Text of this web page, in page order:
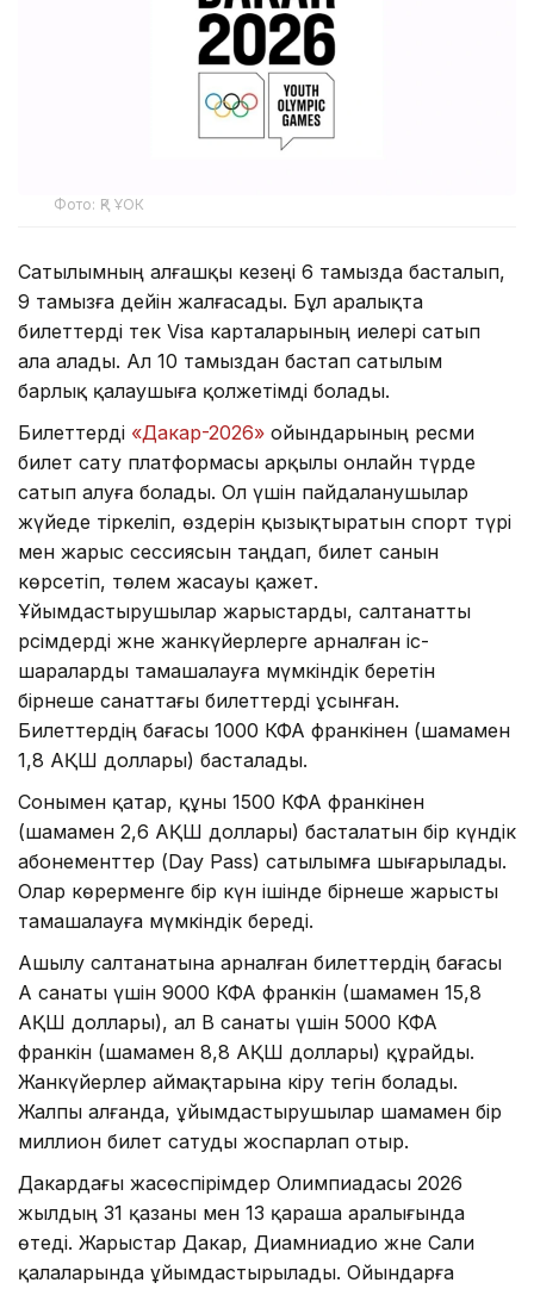
Фото: ҚР ҰОК
Сатылымның алғашқы кезеңі 6 тамызда басталып,
9 тамызға дейін жалғасады. Бұл аралықта
билеттерді тек Visa карталарының иелері сатып
ала алады. Ал 10 тамыздан бастап сатылым
барлық қалаушыға қолжетімді болады.
Билеттерді «Дакар-2026» ойындарының ресми
билет сату платформасы арқылы онлайн түрде
сатып алуға болады. Ол үшін пайдаланушылар
жүйеде тіркеліп, өздерін қызықтыратын спорт түрі
мен жарыс сессиясын таңдап, билет санын
көрсетіп, төлем жасауы қажет.
Ұйымдастырушылар жарыстарды, салтанатты
рәсімдерді және жанкүйерлерге арналған іс-
шараларды тамашалауға мүмкіндік беретін
бірнеше санаттағы билеттерді ұсынған.
Билеттердің бағасы 1000 КФА франкінен (шамамен
1,8 АҚШ доллары) басталады.
Сонымен қатар, құны 1500 КФА франкінен
(шамамен 2,6 АҚШ доллары) басталатын бір күндік
абонементтер (Day Pass) сатылымға шығарылады.
Олар көрерменге бір күн ішінде бірнеше жарысты
тамашалауға мүмкіндік береді.
Ашылу салтанатына арналған билеттердің бағасы
А санаты үшін 9000 КФА франкін (шамамен 15,8
АҚШ доллары), ал B санаты үшін 5000 КФА
франкін (шамамен 8,8 АҚШ доллары) құрайды.
Жанкүйерлер аймақтарына кіру тегін болады.
Жалпы алғанда, ұйымдастырушылар шамамен бір
миллион билет сатуды жоспарлап отыр.
Дакардағы жасөспірімдер Олимпиадасы 2026
жылдың 31 қазаны мен 13 қараша аралығында
өтеді. Жарыстар Дакар, Диамниадио және Сали
қалаларында ұйымдастырылады. Ойындарға